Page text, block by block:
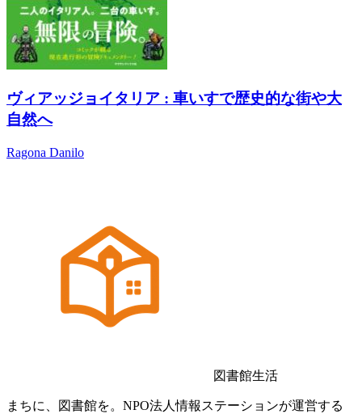
ヴィアッジョイタリア : 車いすで歴史的な街や大
自然へ
Ragona Danilo
図書館生活
まちに、図書館を。NPO法人情報ステーションが運営する